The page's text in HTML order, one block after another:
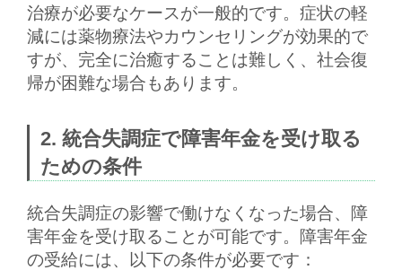
治療が必要なケースが一般的です。症状の軽
減には薬物療法やカウンセリングが効果的で
すが、完全に治癒することは難しく、社会復
帰が困難な場合もあります。
2. 統合失調症で障害年金を受け取る
ための条件
統合失調症の影響で働けなくなった場合、障
害年金を受け取ることが可能です。障害年金
の受給には、以下の条件が必要です：